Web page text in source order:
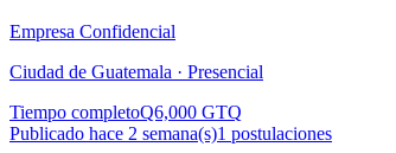
Empresa Confidencial
Ciudad de Guatemala · Presencial
Tiempo completoQ6,000 GTQ
Publicado hace 2 semana(s)1 postulaciones